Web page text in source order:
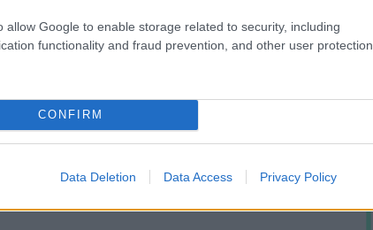
allow Google to enable storage related to security, including
functionality and fraud prevention, and other user protection.
CONFIRM
Data Deletion Data Access Privacy Policy